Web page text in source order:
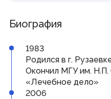
Почетная Грамота
Благодарность
Собрания
Знак за заслуги в развитии
парламентаризма
Биография
1983
Родился в г.
Окончил МГУ им. Н.П.
«Лечебное дело»
2006